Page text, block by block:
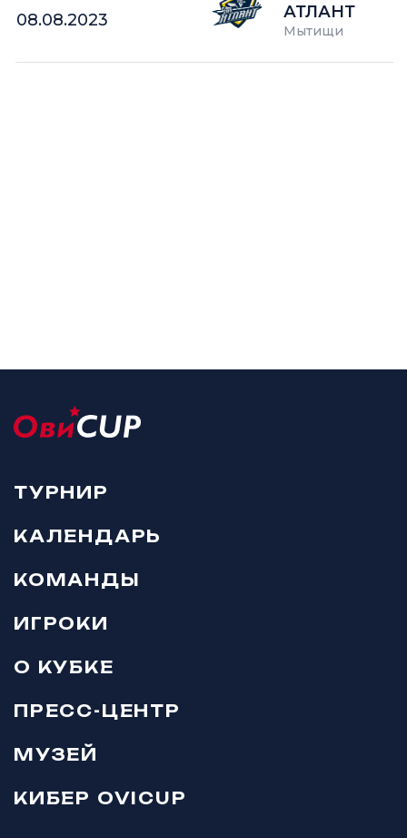
08.08.2023 АТЛАНТ
Мытищи
ТУРНИР
КАЛЕНДАРЬ
КОМАНДЫ
ИГРОКИ
О КУБКЕ
ПРЕСС-ЦЕНТР
МУЗЕЙ
КИБЕР OVICUP